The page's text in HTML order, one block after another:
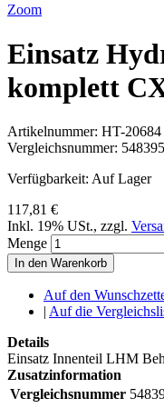
Zoom
Einsatz
komplett
Artikelnummer: HT-20684
Vergleichsnummer:
Verfügbarkeit: Auf Lager
117,81 €
Inkl. 19% USt., zzgl.
Menge
In den Warenkorb
Auf den
| Auf die
Details
Einsatz Innenteil LHM
Zusatzinformation
Vergleichsnummer